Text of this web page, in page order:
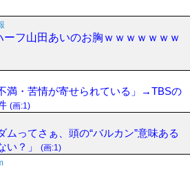
ーフ山田あいのお胸ｗｗｗｗｗｗｗ
満・苦情が寄せられている」→TBSの
(画:1)
ムってさぁ、頭の“バルカン”意味ある
い？」
(画:1)